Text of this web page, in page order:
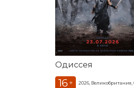
Одиссея
16 + 2026,